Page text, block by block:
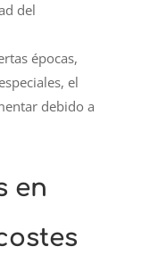
del
épocas,
el
debido a
en